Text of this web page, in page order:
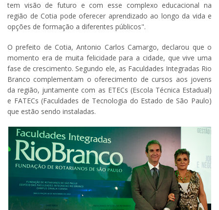
tem visão de futuro e com esse complexo educacional na
região de Cotia pode oferecer aprendizado ao longo da vida e
opções de formação a diferentes públicos".
O prefeito de Cotia, Antonio Carlos Camargo, declarou que o
momento era de muita felicidade para a cidade, que vive uma
fase de crescimento. Segundo ele, as Faculdades Integradas Rio
Branco complementam o oferecimento de cursos aos jovens
da região, juntamente com as ETECs (Escola Técnica Estadual)
e FATECs (Faculdades de Tecnologia do Estado de São Paulo)
que estão sendo instaladas.